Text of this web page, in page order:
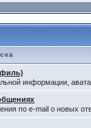
информации,
по e-mail о новых